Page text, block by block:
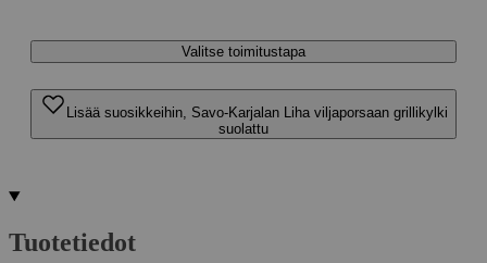
Valitse toimitustapa
Lisää suosikkeihin, Savo-Karjalan Liha viljaporsaan grillikylki
suolattu
Tuotetiedot